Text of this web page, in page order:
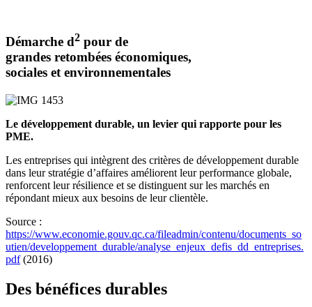
Démarche d2 pour de
grandes retombées économiques,
sociales et environnementales
Le développement durable, un levier qui rapporte pour les
PME.
Les entreprises qui intègrent des critères de développement durable
dans leur stratégie d’affaires améliorent leur performance globale,
renforcent leur résilience et se distinguent sur les marchés en
répondant mieux aux besoins de leur clientèle.
Source :
https://www.economie.gouv.qc.ca/fileadmin/contenu/documents_so
utien/developpement_durable/analyse_enjeux_defis_dd_entreprises.
pdf(2016)
Des bénéfices durables